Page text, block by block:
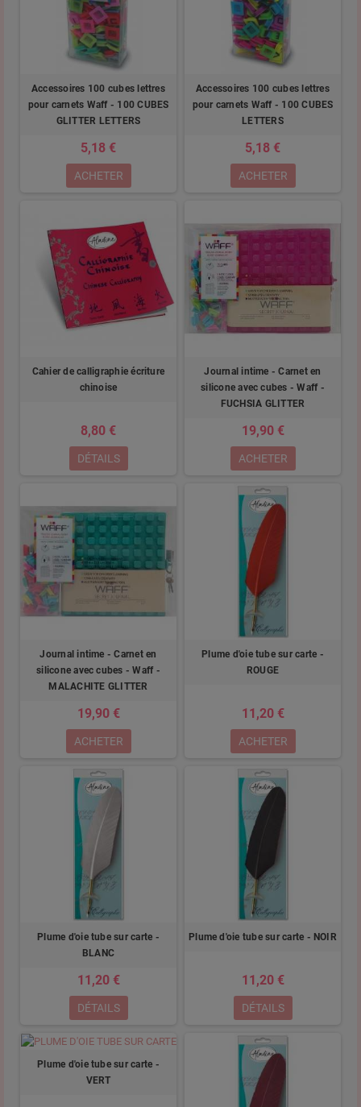
Accessoires 100 cubes lettres
pour carnets Waff - 100 CUBES
GLITTER LETTERS
5,18 €
ACHETER
Accessoires 100 cubes lettres
pour carnets Waff - 100 CUBES
LETTERS
5,18 €
ACHETER
Cahier de calligraphie écriture
chinoise
8,80 €
DÉTAILS
Journal intime - Carnet en
silicone avec cubes - Waff -
FUCHSIA GLITTER
19,90 €
ACHETER
Journal intime - Carnet en
silicone avec cubes - Waff -
MALACHITE GLITTER
19,90 €
ACHETER
Plume d'oie tube sur carte -
ROUGE
11,20 €
ACHETER
Plume d'oie tube sur carte -
BLANC
11,20 €
DÉTAILS
Plume d'oie tube sur carte - NOIR
11,20 €
DÉTAILS
Plume d'oie tube sur carte -
VERT